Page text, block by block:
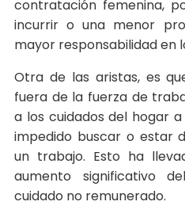
contratación femenina,
incurrir o una menor
mayor responsabilidad en
Otra de las aristas, es
fuera de la fuerza de
a los cuidados del hogar
impedido buscar o estar
un trabajo. Esto ha
aumento significativo
cuidado no remunerado.